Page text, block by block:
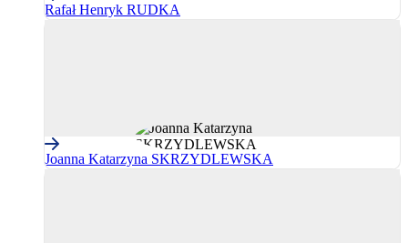
Rafał Henryk RUDKA
Joanna Katarzyna SKRZYDLEWSKA